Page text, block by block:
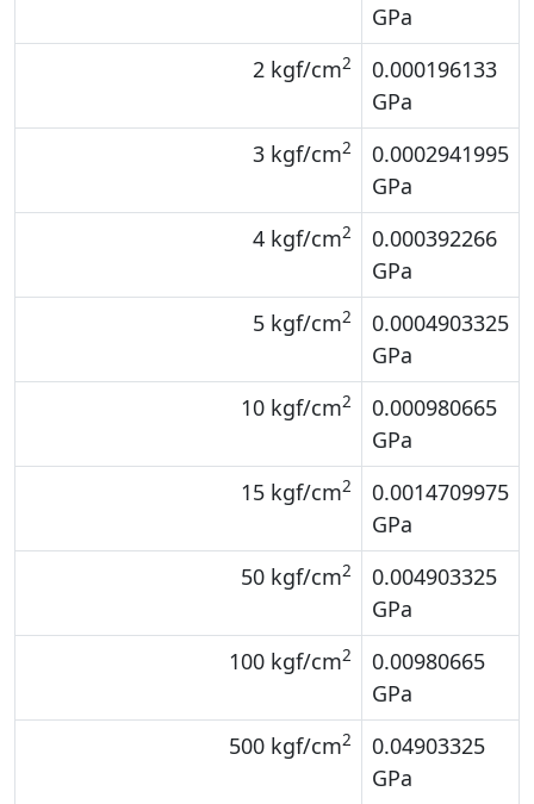
GPa
2 kgf/cm2
0.000196133
GPa
3 kgf/cm2
0.0002941995
GPa
4 kgf/cm2
0.000392266
GPa
5 kgf/cm2
0.0004903325
GPa
10 kgf/cm2
0.000980665
GPa
15 kgf/cm2
0.0014709975
GPa
50 kgf/cm2
0.004903325
GPa
100 kgf/cm2
0.00980665
GPa
500 kgf/cm2
0.04903325
GPa